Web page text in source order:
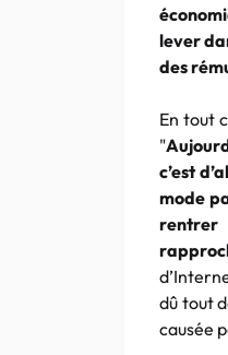
lever
des
En tout
"
c’est
mode
rentrer
dû tout
causée